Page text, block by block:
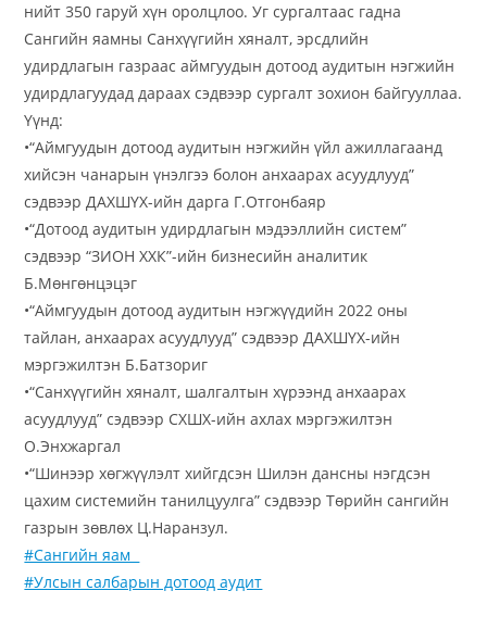
нийт 350 гаруй хүн оролцлоо. Уг сургалтаас гадна
Сангийн яамны Санхүүгийн хяналт, эрсдлийн
удирдлагын газраас аймгуудын дотоод аудитын нэгжийн
удирдлагуудад дараах сэдвээр сургалт зохион байгууллаа.
Үүнд:
•“Аймгуудын дотоод аудитын нэгжийн үйл ажиллагаанд
хийсэн чанарын үнэлгээ болон анхаарах асуудлууд”
сэдвээр ДАХШҮХ-ийн дарга Г.Отгонбаяр
•“Дотоод аудитын удирдлагын мэдээллийн систем”
сэдвээр “ЗИОН ХХК”-ийн бизнесийн аналитик
Б.Мөнгөнцэцэг
•“Аймгуудын дотоод аудитын нэгжүүдийн 2022 оны
тайлан, анхаарах асуудлууд” сэдвээр ДАХШҮХ-ийн
мэргэжилтэн Б.Батзориг
•“Санхүүгийн хяналт, шалгалтын хүрээнд анхаарах
асуудлууд” сэдвээр СХШХ-ийн ахлах мэргэжилтэн
О.Энхжаргал
•“Шинээр хөгжүүлэлт хийгдсэн Шилэн дансны нэгдсэн
цахим системийн танилцуулга” сэдвээр Төрийн сангийн
газрын зөвлөх Ц.Наранзул.
#Сангийн яам
#Улсын салбарын дотоод аудит